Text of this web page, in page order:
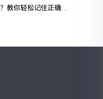
教你轻松记住正确发